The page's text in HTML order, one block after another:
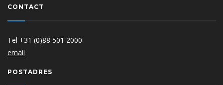
CONTACT
Tel +31 (0)88 501 2000
email
POSTADRES